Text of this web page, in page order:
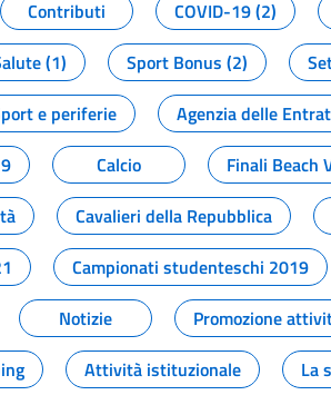
Contributi COVID-19 (2)
(1) Sport Bonus (2)
e periferie Agenzia delle
Calcio Finali Beach
Cavalieri della Repubblica
Campionati studenteschi 2019
Notizie Promozione
Attività istituzionale La